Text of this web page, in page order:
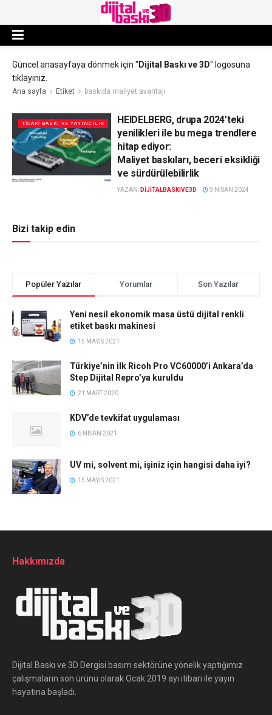
Güncel anasayfaya dönmek için " Dijital Baskı ve 3D" logosuna
tıklayınız.
Ana sayfa Etiket baskıda maliyet avantajı
TICARI BASKI VE YAYINCILIK
HEIDELBERG, drupa 2024’teki
yenilikleri ile bu mega trendlere
hitap ediyor:
Maliyet baskıları, beceri eksikliği
ve sürdürülebilirlik
YAZAN: DIJITALBASKIVE3D 9 NISAN 2024
Bizi takip edin
Popüler Yazılar Yorumlar Son Yazılar
Yeni nesil ekonomik masa üstü dijital renkli
etiket baskı makinesi
15 MAYIS 2021
Türkiye’nin ilk Ricoh Pro VC60000’i Ankara’da
Step Dijital Repro’ya kuruldu
21 MART 2020
KDV’de tevkifat uygulaması
6 NISAN 2021
UV mi, solvent mi, işiniz için hangisi daha iyi?
15 MAYIS 2021
Hakkımızda
Dijital Baskı ve 3D Dergisi basım sektörüne yönelik yaptığımız
çalışmaların son ürünü olarak Ocak 2019 ayı itibari ile yayın
hayatına başladı.